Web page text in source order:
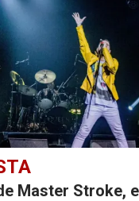
Master Stroke,